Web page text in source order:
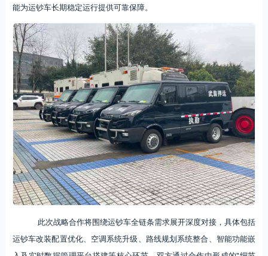
能为运钞车长期稳定运行提供可靠保障。
此次战略合作将围绕运钞车全链条需求展开深度对接，具体包括
运钞车改装配置优化、空调系统升级、路线规划系统整合、智能功能嵌